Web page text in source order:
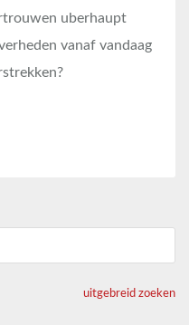
uberhaupt
vanaf vandaag
uitgebreid zoeken